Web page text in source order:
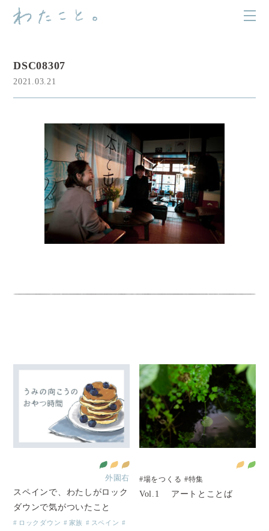
DSC08307
2021.03.21
外園右
スペインで、わたしがロック
ダウンで気がついたこと
ロックダウン 家族 スペイン
#場をつくる #特集
Vol.1 アートとことば